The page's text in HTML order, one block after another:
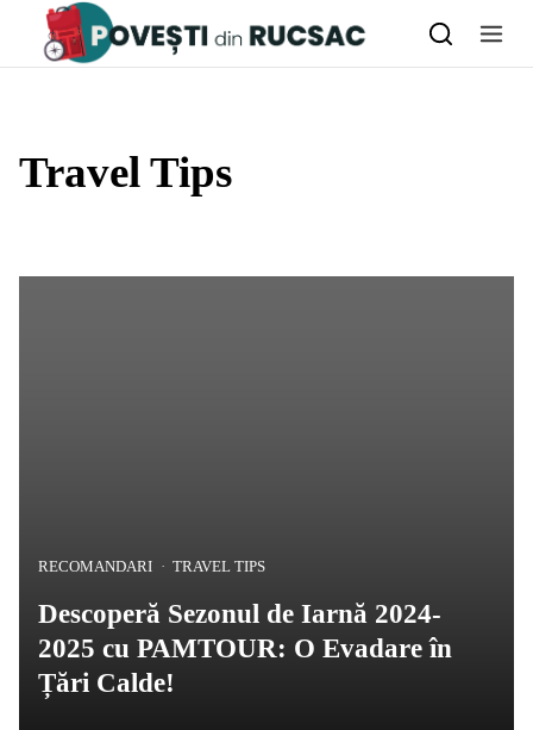
Skip to content
Travel Tips
RECOMANDARI TRAVEL TIPS
Descoperă Sezonul de Iarnă 2024-
2025 cu PAMTOUR: O Evadare în
Țări Calde!